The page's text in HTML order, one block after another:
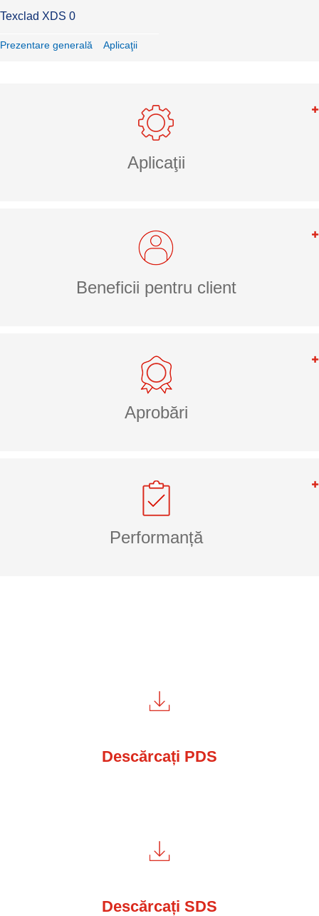
Texclad XDS 0
Prezentare generală Aplicaţii
Aplicaţii
Beneficii pentru client
Aprobări
Performanță
Descărcați PDS
Descărcați SDS